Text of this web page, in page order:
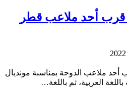
قرب أحد ملاعب قطر
أحد ملاعب الدوحة بمناسبة مونديال